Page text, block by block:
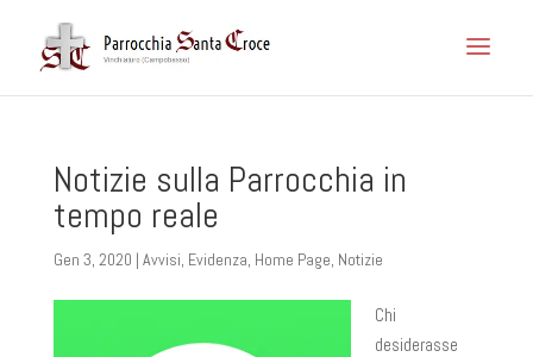
Notizie sulla Parrocchia in
tempo reale
Gen 3, 2020 | Avvisi, Evidenza, Home Page, Notizie
Chi
desiderasse